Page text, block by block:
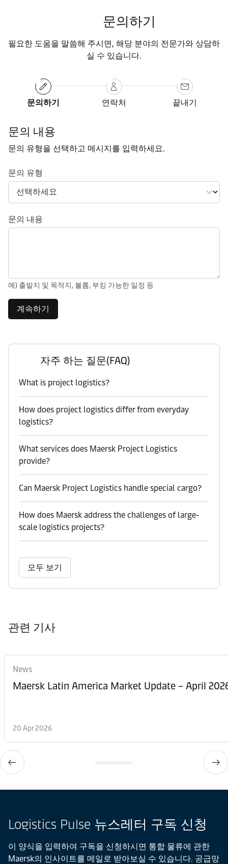
문의하기
필요한 도움을 말씀해 주시면, 해당 분야의 전문가와 상담하
실 수 있습니다.
문의하기 연락처 끝내기
문의 내용
문의 유형을 선택하고 메시지를 입력하세요.
문의 유형
문의 내용
예) 출발지 및 목적지, 볼륨, 부킹 가능한 일정 등
계속하기
자주 하는 질문(FAQ)
What is project logistics?
How does project logistics differ from everyday
logistics?
What services does Maersk Project Logistics
provide?
Can Maersk Project Logistics handle special cargo?
How does Maersk address the challenges of large-
scale logistics projects?
모두 보기
관련 기사
News
Maersk Latin America Market Update – April
20 Apr 2026
Logistics Pulse 뉴스레터 구독 신청
이 양식을 입력하여 구독을 신청하시면 통합 물류에 관한
Maersk의 인사이트를 메일로 받아보실 수 있습니다. 공급망